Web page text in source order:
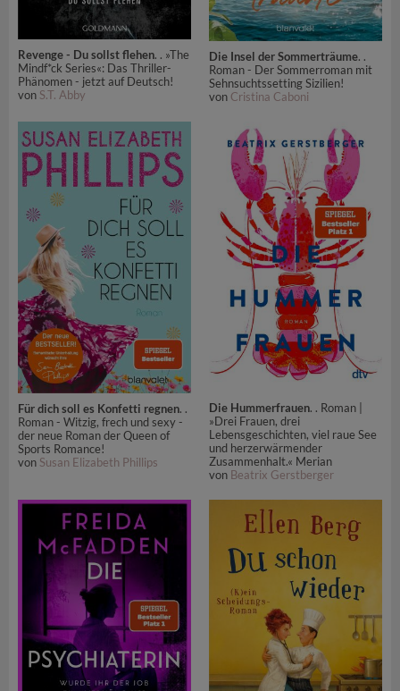
Revenge - Du sollst flehen. . »The
Mindf*ck Series«: Das Thriller-
Phänomen - jetzt auf Deutsch!
von S.T. Abby
Die Insel der Sommerträume. .
Roman - Der Sommerroman mit
Sehnsuchtssetting Sizilien!
von Cristina Caboni
Für dich soll es Konfetti regnen. .
Roman - Witzig, frech und sexy -
der neue Roman der Queen of
Sports Romance!
von Susan Elizabeth Phillips
Die Hummerfrauen. . Roman |
»Drei Frauen, drei
Lebensgeschichten, viel raue See
und herzerwärmender
Zusammenhalt.« Merian
von Beatrix Gerstberger